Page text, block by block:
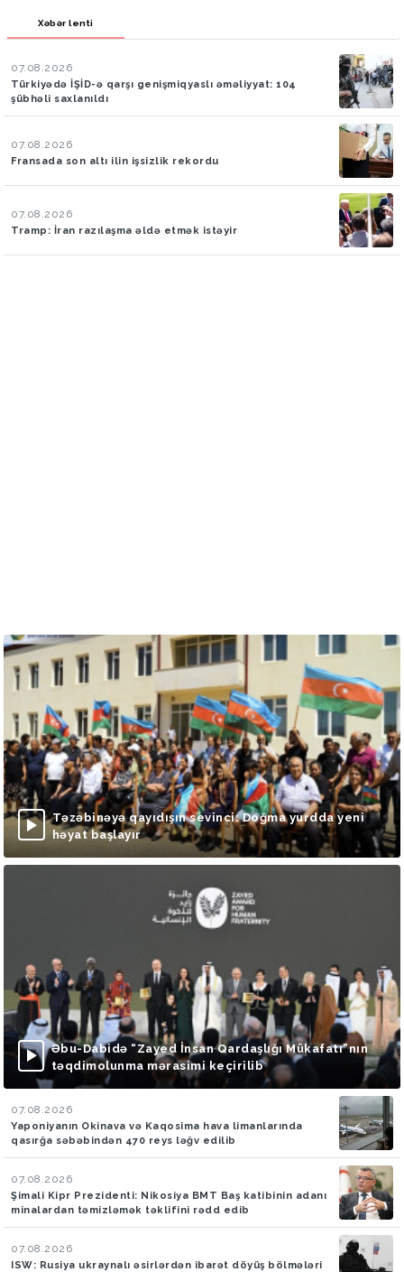
Xəbər lenti
07.08.2026
Türkiyədə İŞİD-ə qarşı genişmiqyaslı əməliyyat: 104
şübhəli saxlanıldı
07.08.2026
Fransada son altı ilin işsizlik rekordu
07.08.2026
Tramp: İran razılaşma əldə etmək istəyir
Təzəbinəyə qayıdışın sevinci: Doğma yurdda yeni
həyat başlayır
Əbu-Dabidə “Zayed İnsan Qardaşlığı Mükafatı”nın
təqdimolunma mərasimi keçirilib
07.08.2026
Yaponiyanın Okinava və Kaqosima hava limanlarında
qasırğa səbəbindən 470 reys ləğv edilib
07.08.2026
Şimali Kipr Prezidenti: Nikosiya BMT Baş katibinin adanı
minalardan təmizləmək təklifini rədd edib
07.08.2026
ISW: Rusiya ukraynalı əsirlərdən ibarət döyüş bölmələri